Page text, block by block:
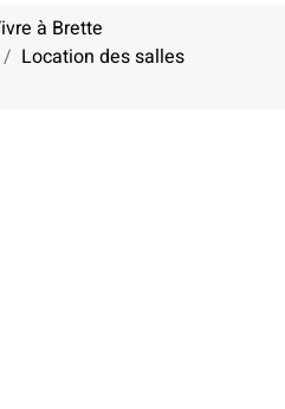
à Brette
Location des salles